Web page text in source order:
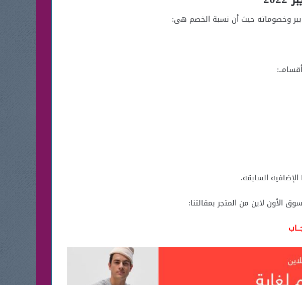
وخصوماته حيث أن نسبة الخصم هى:
السابقة.
الأون لاين من المتجر بمقالتنا: